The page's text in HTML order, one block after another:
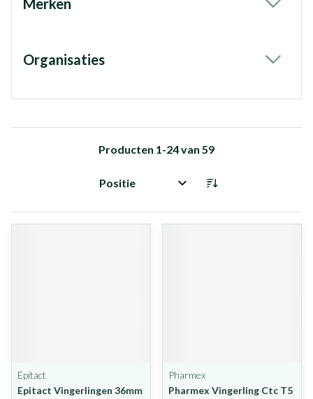
Merken
Organisaties
Producten 1-24van 59
Sorteer op:
Epitact
Epitact Vingerlingen 36mm
Pharmex
Pharmex Vingerling Ctc T5